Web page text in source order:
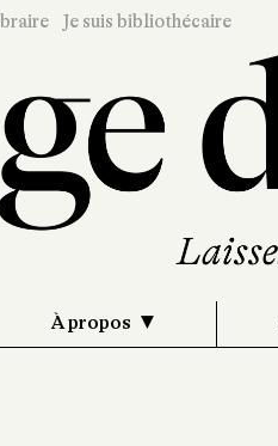
Je suis bibliothécaire
À propos